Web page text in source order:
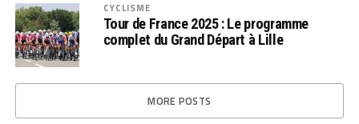
CYCLISME
Tour de France 2025 : Le programme
complet du Grand Départ à Lille
MORE POSTS